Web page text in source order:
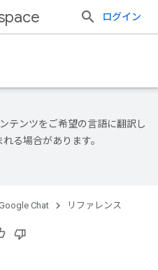
ログイン
テンツをご希望の言語に翻訳し
る場合があります。
Chat リファレンス